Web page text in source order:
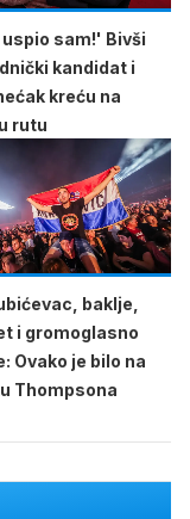
sam!' Bivši
kandidat i
kreću na
rutu
baklje,
i gromoglasno
Ovako je bilo na
Thompsona